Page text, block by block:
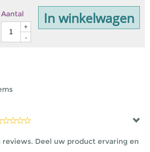
Aantal
+
-
In winkelwagen
reviews. Deel uw product ervaring en